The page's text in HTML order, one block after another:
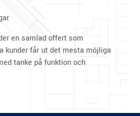
en samlad offert som
kunder får ut det mesta möjliga
tanke på funktion och